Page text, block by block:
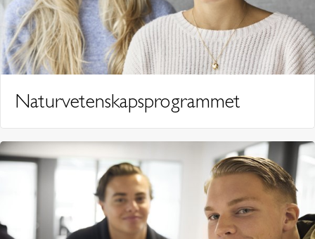
Naturvetenskapsprogrammet